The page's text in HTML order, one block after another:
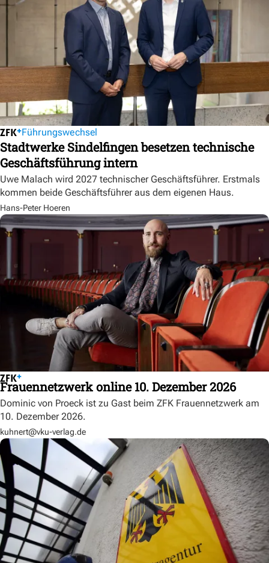
Führungswechsel
Stadtwerke Sindelfingen besetzen technische
Geschäftsführung intern
Uwe Malach wird 2027 technischer Geschäftsführer. Erstmals
kommen beide Geschäftsführer aus dem eigenen Haus.
Hans-Peter Hoeren
Frauennetzwerk online 10. Dezember 2026
Dominic von Proeck ist zu Gast beim ZFK Frauennetzwerk am
10. Dezember 2026.
kuhnert@vku-verlag.de